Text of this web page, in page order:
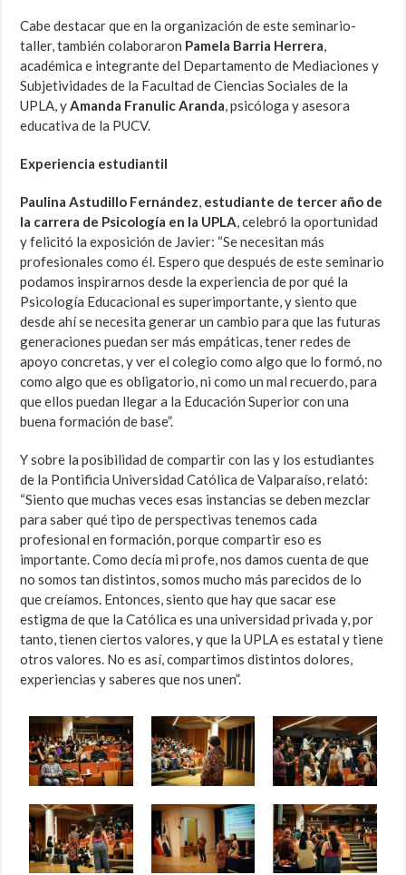
Cabe destacar que en la organización de este seminario-
taller, también colaboraron Pamela Barria Herrera,
académica e integrante del Departamento de Mediaciones y
Subjetividades de la Facultad de Ciencias Sociales de la
UPLA, yAmanda Franulic Aranda, psicóloga y asesora
educativa de la PUCV.
Experiencia estudiantil
Paulina Astudillo Fernández, estudiante de tercer año de
la carrera de Psicología en la UPLA, celebró la oportunidad
y felicitó la exposición de Javier: “Se necesitan más
profesionales como él. Espero que después de este seminario
podamos inspirarnos desde la experiencia de por qué la
Psicología Educacional es superimportante, y siento que
desde ahí se necesita generar un cambio para que las futuras
generaciones puedan ser más empáticas, tener redes de
apoyo concretas, y ver el colegio como algo que lo formó, no
como algo que es obligatorio, ni como un mal recuerdo, para
que ellos puedan llegar a la Educación Superior con una
buena formación de base”.
Y sobre la posibilidad de compartir con las y los estudiantes
de la Pontificia Universidad Católica de Valparaíso, relató:
“Siento que muchas veces esas instancias se deben mezclar
para saber qué tipo de perspectivas tenemos cada
profesional en formación, porque compartir eso es
importante. Como decía mi profe, nos damos cuenta de que
no somos tan distintos, somos mucho más parecidos de lo
que creíamos. Entonces, siento que hay que sacar ese
estigma de que la Católica es una universidad privada y, por
tanto, tienen ciertos valores, y que la UPLA es estatal y tiene
otros valores. No es así, compartimos distintos dolores,
experiencias y saberes que nos unen”.